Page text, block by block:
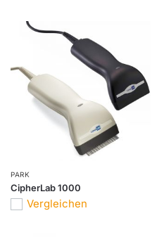
PARK
CipherLab 1000
Vergleichen